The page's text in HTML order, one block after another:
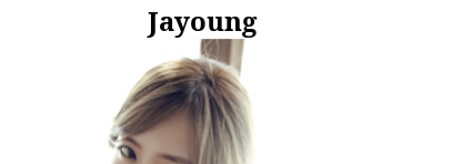
Jayoung